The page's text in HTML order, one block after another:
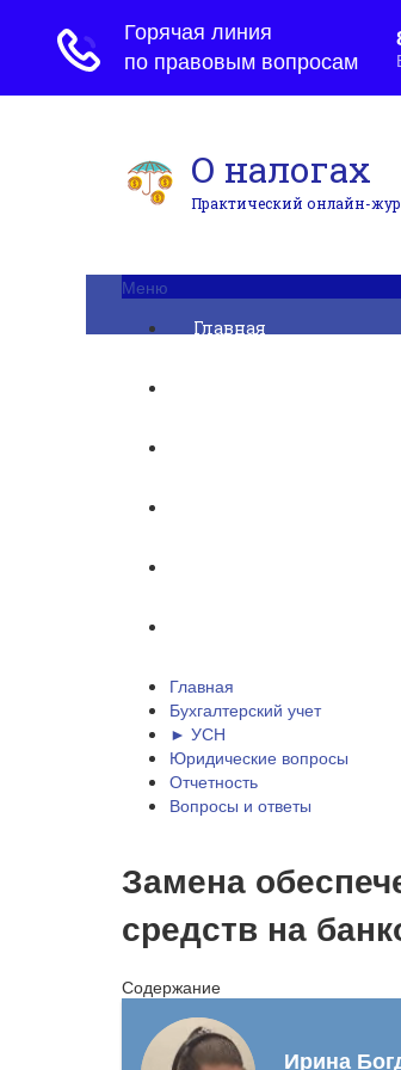
О налогах
Практический онлайн-
Меню
Главная
Главная
Бухгалтерский учет
► УСН
Юридические вопросы
Отчетность
Вопросы и ответы
Замена
средств на
Содержание